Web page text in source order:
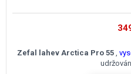
Zefal lahev Arctica Pro 55,